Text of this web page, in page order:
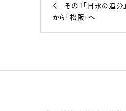
く―その1「日永の追分」
から「松阪」へ